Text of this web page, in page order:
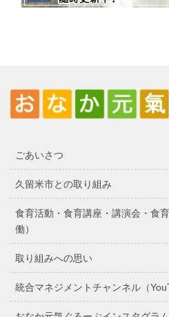
ごあいさつ
久留米市との取り組み
食育活動・食育講座・講演会・食
働）
取り組みへの思い
統合マネジメントチャンネル（